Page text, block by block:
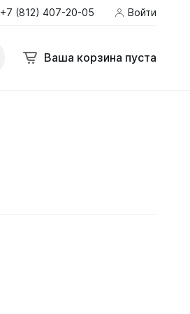
+7 (812) 407-20-05 Войти
Ваша корзина пуста